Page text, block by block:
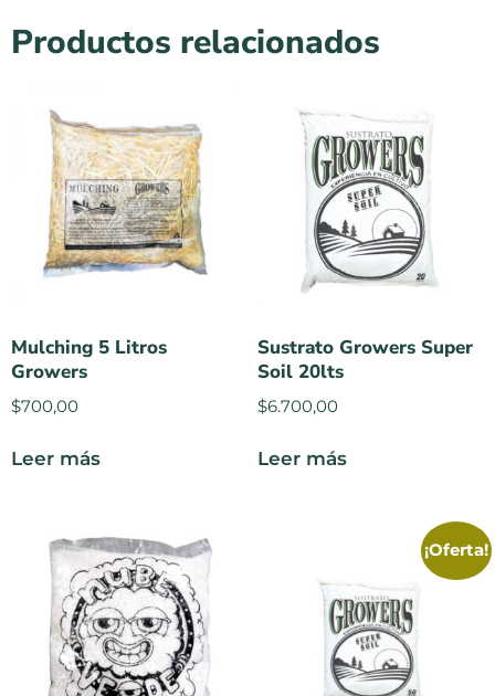
Productos relacionados
Mulching 5 Litros
Growers
$700,00
Leer más
Sustrato Growers Super
Soil 20lts
$6.700,00
Leer más
¡Oferta!